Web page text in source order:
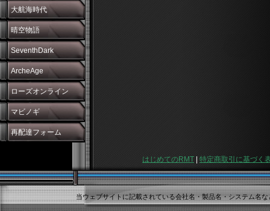
大航海時代
晴空物語
SeventhDark
ArcheAge
ローズオンライン
マビノギ
再配達フォーム
はじめてのRMT | 特定商取引に基づく
当ウェブサイトに記載されている会社名・製品名・システム名